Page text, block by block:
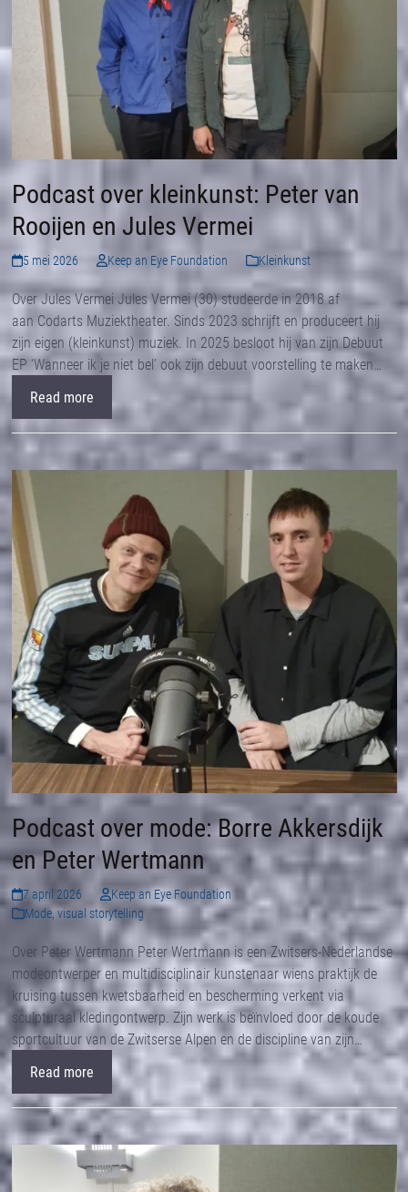
Podcast over kleinkunst: Peter van
Rooijen en Jules Vermei
5 mei 2026 Keep an Eye Foundation Kleinkunst
Over Jules Vermei Jules Vermei (30) studeerde in 2018 af
aan Codarts Muziektheater. Sinds 2023 schrijft en produceert hij
zijn eigen (kleinkunst) muziek. In 2025 besloot hij van zijn Debuut
EP ‘Wanneer ik je niet bel’ ook zijn debuut voorstelling te maken…
Read more
Podcast over mode: Borre Akkersdijk
en Peter Wertmann
7 april 2026
Keep an Eye Foundation
Mode, visual storytelling
Over Peter Wertmann Peter Wertmann is een Zwitsers-Nederlandse
modeontwerper en multidisciplinair kunstenaar wiens praktijk de
kruising tussen kwetsbaarheid en bescherming verkent via
sculpturaal kledingontwerp. Zijn werk is beïnvloed door de koude
sportcultuur van de Zwitserse Alpen en de discipline van zijn…
Read more